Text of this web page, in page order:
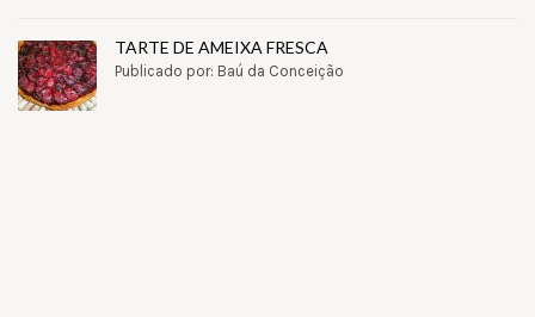
TARTE DE AMEIXA FRESCA
Publicado por: Baú da Conceição